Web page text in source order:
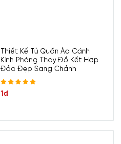
Thiết Kế Tủ Quần Áo Cánh
Kính Phòng Thay Đồ Kết Hợp
Đảo Đẹp Sang Chảnh
1đ